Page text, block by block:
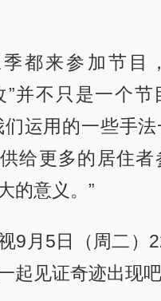
都来参加节目
”并不只是一个
们运用的一些手法
给更多的居住者
的意义。”
9月5日（周二）
起见证奇迹出现吧